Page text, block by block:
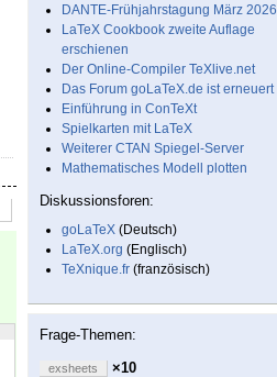
DANTE-Frühjahrstagung März 2026
LaTeX Cookbook zweite Auflage
erschienen
Der Online-Compiler TeXlive.net
Das Forum goLaTeX.de ist erneuert
Einführung in ConTeXt
Spielkarten mit LaTeX
Weiterer CTAN Spiegel-Server
Mathematisches Modell plotten
Diskussionsforen:
goLaTeX (Deutsch)
LaTeX.org (Englisch)
TeXnique.fr (französisch)
Frage-Themen:
exsheets
×10